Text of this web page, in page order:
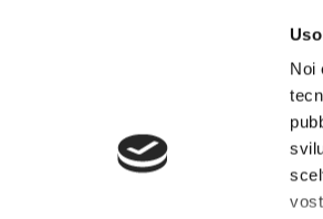
Noi
© 2013-2023 Ecofarma. Tutti i
Tutti i prodotti esposti su questo sito
(testi, immagini, foto, disegni, allegati,